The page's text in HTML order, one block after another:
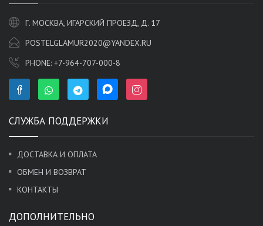
Г. МОСКВА, ИГАРСКИЙ ПРОЕЗД, Д. 17
POSTELGLAMUR2020@YANDEX.RU
PHONE: +7-964-707-000-8
СЛУЖБА ПОДДЕРЖКИ
ДОСТАВКА И ОПЛАТА
ОБМЕН И ВОЗВРАТ
КОНТАКТЫ
ДОПОЛНИТЕЛЬНО